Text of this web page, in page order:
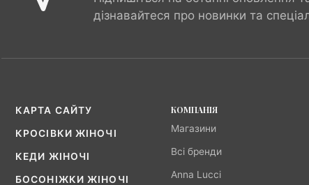
дізнавайтеся про новинки та
КАРТА САЙТУ
КРОСІВКИ ЖІНОЧІ
КЕДИ ЖІНОЧІ
БОСОНІЖКИ ЖІНОЧІ
КОМПАНІЯ
Магазини
Всі бренди
Anna Lucci